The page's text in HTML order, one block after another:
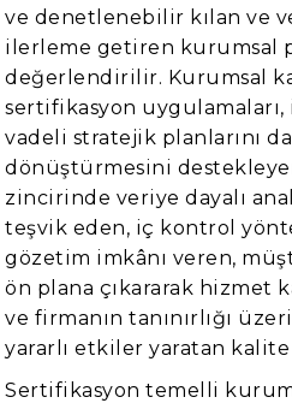
ve denetlenebilir kılan ve
ilerleme getiren kurumsal
değerlendirilir. Kurumsal
sertifikasyon
vadeli stratejik planlarını
dönüştürmesini
zincirinde veriye dayalı
teşvik eden, iç kontrol
gözetim imkânı veren,
ön plana çıkararak hizmet
ve firmanın tanınırlığı
yararlı etkiler yaratan
Sertifikasyon temelli